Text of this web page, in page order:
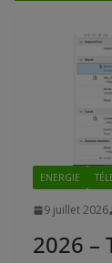
ENERGIE
9 juillet 2026
2026 –